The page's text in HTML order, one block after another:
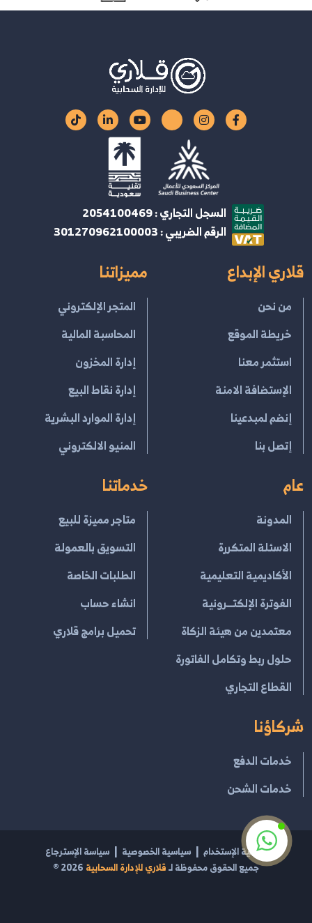
السجل التجاري : 2054100469
الرقم الضريبي : 301270962100003
قلاري الإبداع
من نحن
خريطة الموقع
استثمر معنا
الإستضافة الامنة
إنضم لمبدعينا
إتصل بنا
مميزاتنا
المتجر الإلكتروني
المحاسبة المالية
إدارة المخزون
إدارة نقاط البيع
إدارة الموارد البشرية
المنيو الالكتروني
عام
المدونة
الاسئلة المتكررة
الأكاديمية التعليمية
الفوترة الإلكتــرونية
معتمدين من هيئة الزكاة
حلول ربط وتكامل الفاتورة
القطاع التجاري
خدماتنا
متاجر مميزة للبيع
التسويق بالعمولة
الطلبات الخاصة
انشاء حساب
تحميل برامج قلاري
شركاؤنا
خدمات الدفع
خدمات الشحن
إتفاقية الإستخدام سياسية الخصوصية
سياسة الإسترجاع
جميع الحقوق محفوظة لـقلاري للإدارة السحابية 2026
®